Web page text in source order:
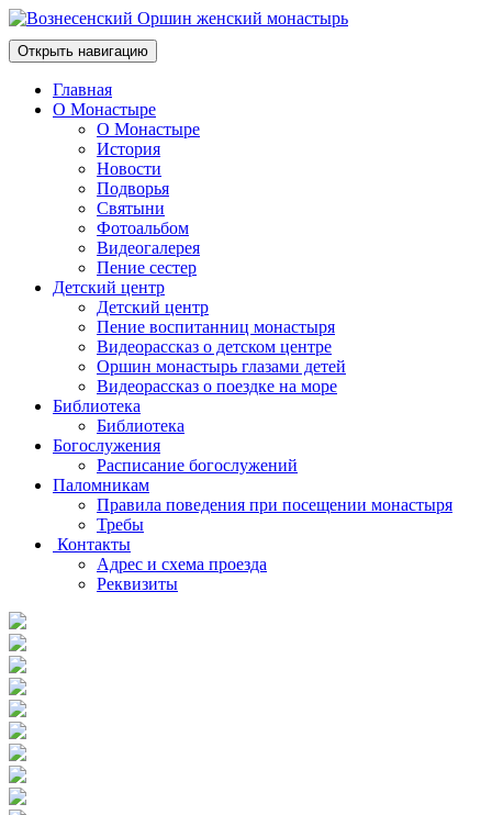
Открыть навигацию
Главная
О Монастыре
О Монастыре
История
Новости
Подворья
Святыни
Фотоальбом
Видеогалерея
Пение сестер
Детский центр
Детский центр
Пение воспитанниц монастыря
Видеорассказ о детском центре
Оршин монастырь глазами детей
Видеорассказ о поездке на море
Библиотека
Библиотека
Богослужения
Расписание богослужений
Паломникам
Правила поведения при посещении монастыря
Требы
Контакты
Адрес и схема проезда
Реквизиты